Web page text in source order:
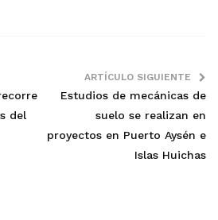
del
ARTÍCULO SIGUIENTE
Estudios de mecánicas de
suelo se realizan en
proyectos en Puerto Aysén e
Islas Huichas